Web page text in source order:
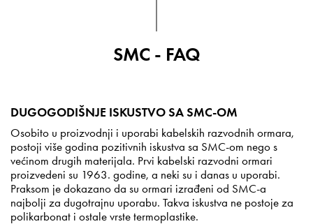
SMC - FAQ
DUGOGODIŠNJE ISKUSTVO SA SMC-OM
Osobito u proizvodnji i uporabi kabelskih razvodnih ormara,
postoji više godina pozitivnih iskustva sa SMC-om nego s
većinom drugih materijala. Prvi kabelski razvodni ormari
proizvedeni su 1963. godine, a neki su i danas u uporabi.
Praksom je dokazano da su ormari izrađeni od SMC-a
najbolji za dugotrajnu uporabu. Takva iskustva ne postoje za
polikarbonat i ostale vrste termoplastike.